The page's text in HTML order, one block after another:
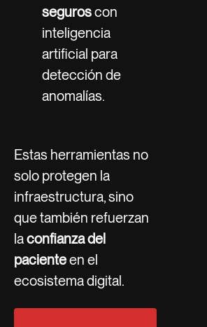
seguroscon
inteligencia
artificial para
detección de
anomalías.
Estas herramientas no
solo protegen la
infraestructura, sino
que también refuerzan
laconfianza del
pacienteen el
ecosistema digital.